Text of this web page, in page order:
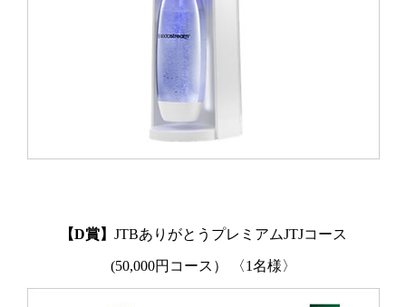
【D賞】 JTBありがとうプレミアムJTJコース
(50,000円コース） 〈1名様〉